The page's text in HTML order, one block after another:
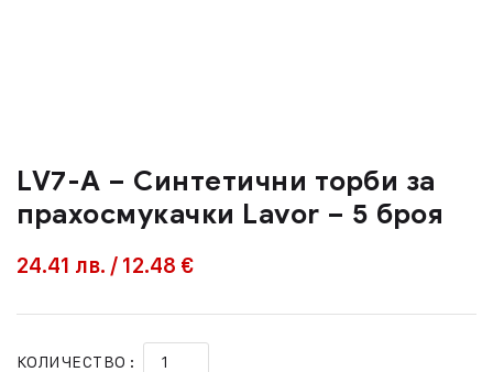
LV7-A – Синтетични торби за
прахосмукачки Lavor – 5 броя
24.41 лв. / 12.48 €
КОЛИЧЕСТВО :